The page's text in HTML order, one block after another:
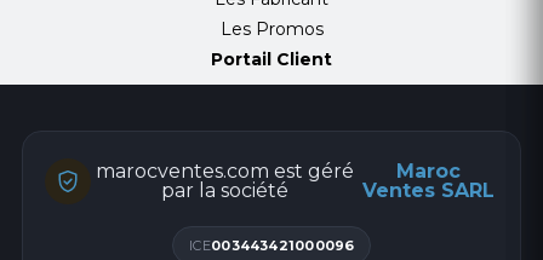
Les Promos
Portail Client
marocventes.com est géré
par la société
Maroc
Ventes SARL
ICE003443421000096